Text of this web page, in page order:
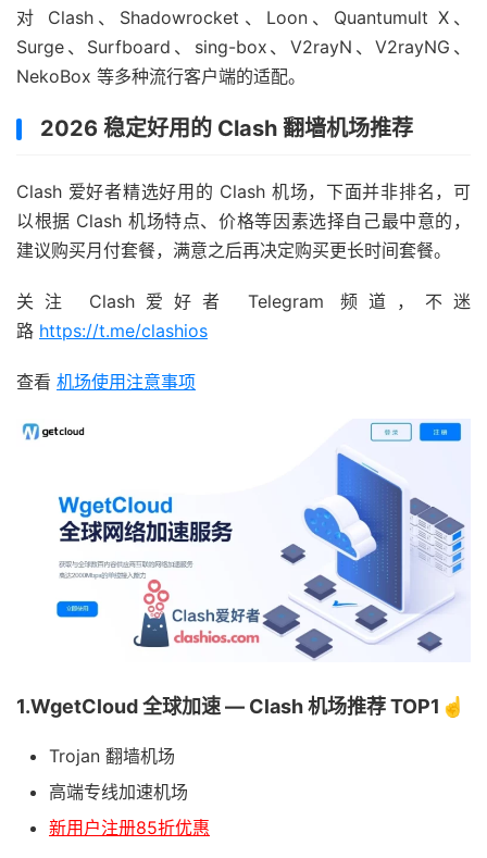
对 Clash、Shadowrocket、Loon、Quantumult X、
Surge、Surfboard、sing-box、V2rayN、V2rayNG、
NekoBox 等多种流行客户端的适配。
2026 稳定好用的 Clash 翻墙机场推荐
Clash 爱好者精选好用的 Clash 机场，下面并非排名，可
以根据 Clash 机场特点、价格等因素选择自己最中意的，
建议购买月付套餐，满意之后再决定购买更长时间套餐。
关注 Clash爱好者 Telegram 频道，不迷
路 https://t.me/clashios
查看 机场使用注意事项
1.WgetCloud 全球加速 — Clash 机场推荐 TOP1☝️
Trojan 翻墙机场
高端专线加速机场
新用户注册85折优惠